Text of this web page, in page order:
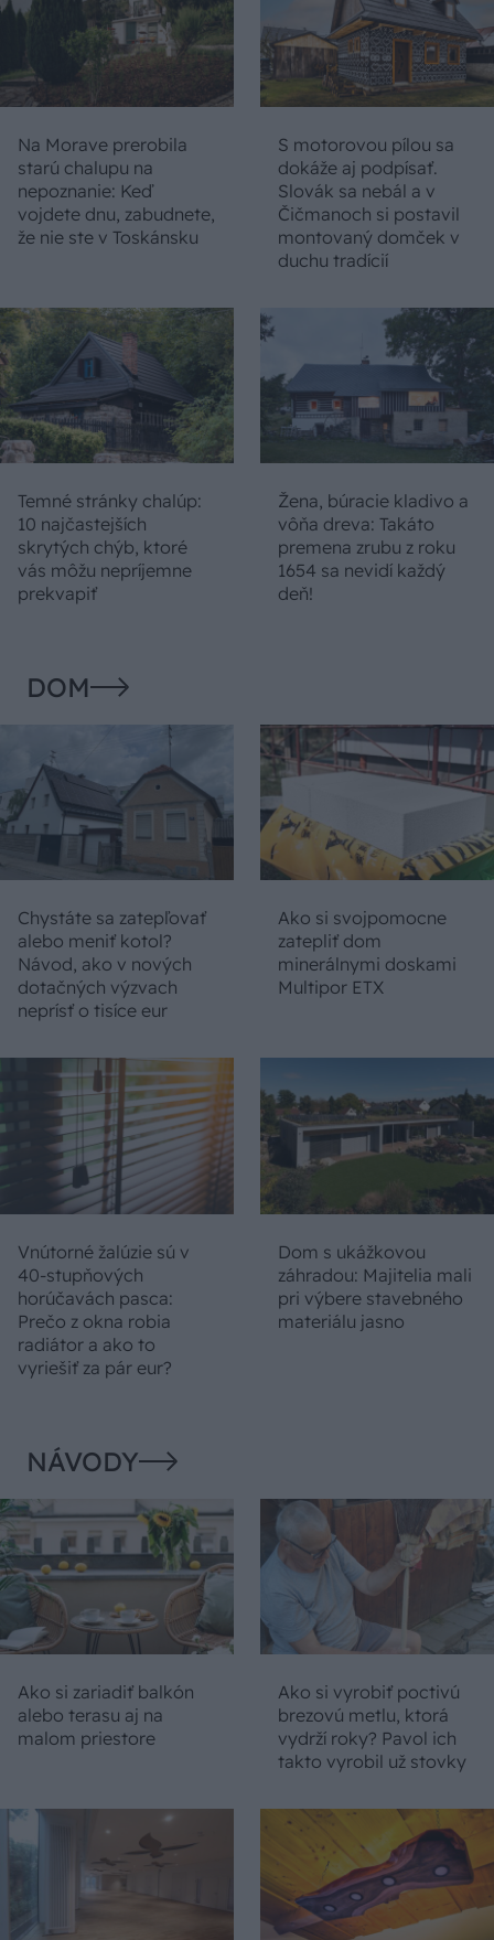
Na Morave prerobila
starú chalupu na
nepoznanie: Keď
vojdete dnu, zabudnete,
že nie ste v Toskánsku
S motorovou pílou sa
dokáže aj podpísať.
Slovák sa nebál a v
Čičmanoch si postavil
montovaný domček v
duchu tradícií
Temné stránky chalúp:
10 najčastejších
skrytých chýb, ktoré
vás môžu nepríjemne
prekvapiť
Žena, búracie kladivo a
vôňa dreva: Takáto
premena zrubu z roku
1654 sa nevidí každý
deň!
DOM
Chystáte sa zatepľovať
alebo meniť kotol?
Návod, ako v nových
dotačných výzvach
neprísť o tisíce eur
Ako si svojpomocne
zatepliť dom
minerálnymi doskami
Multipor ETX
Vnútorné žalúzie sú v
40-stupňových
horúčavách pasca:
Prečo z okna robia
radiátor a ako to
vyriešiť za pár eur?
Dom s ukážkovou
záhradou: Majitelia mali
pri výbere stavebného
materiálu jasno
NÁVODY
Ako si zariadiť balkón
alebo terasu aj na
malom priestore
Ako si vyrobiť poctivú
brezovú metlu, ktorá
vydrží roky? Pavol ich
takto vyrobil už stovky